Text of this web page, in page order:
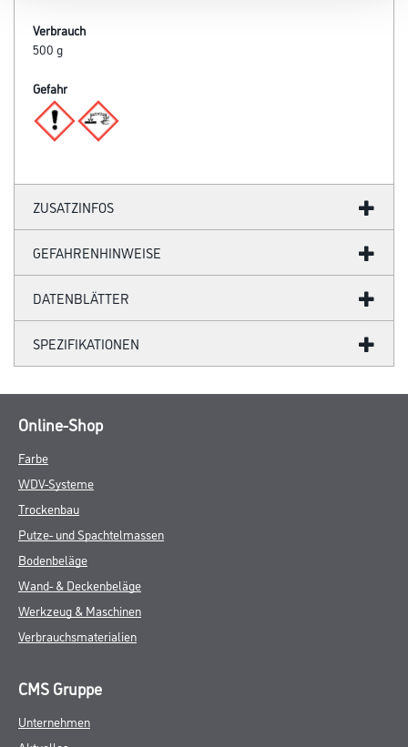
Verbrauch
500 g
Gefahr
ZUSATZINFOS
GEFAHRENHINWEISE
DATENBLÄTTER
SPEZIFIKATIONEN
Online-Shop
Farbe
WDV-Systeme
Trockenbau
Putze- und Spachtelmassen
Bodenbeläge
Wand- & Deckenbeläge
Werkzeug & Maschinen
Verbrauchsmaterialien
CMS Gruppe
Unternehmen